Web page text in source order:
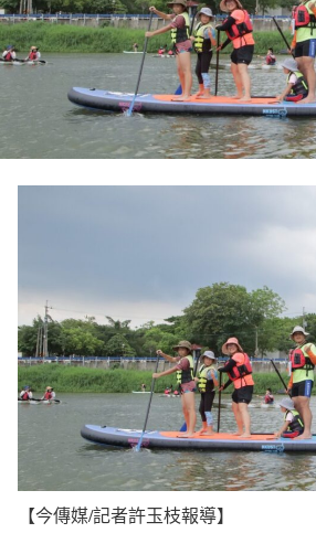
【今傳媒/記者許玉枝報導】